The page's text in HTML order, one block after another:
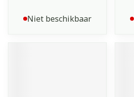
Niet beschikbaar